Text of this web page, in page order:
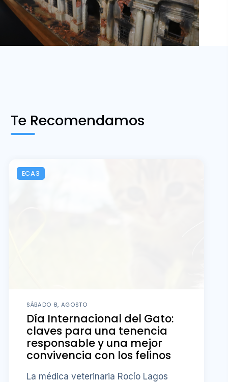
Te Recomendamos
ECA3
SÁBADO 8, AGOSTO
Día Internacional del Gato:
claves para una tenencia
responsable y una mejor
convivencia con los felinos
La médica veterinaria Rocío Lagos